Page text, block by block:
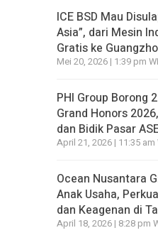
HEADLINE
Pasien BPJS
Dokter yang
7 jam ago yang lalu
ICE BSD Mau
Asia”, dari Mesin
Gratis ke
Mei 20, 2026 | 1:39 pm
PHI Group Borong
Grand Honors
dan Bidik Pasar
April 21, 2026 | 11:35 am
Ocean Nusantara
Anak Usaha,
dan Keagenan di
April 18, 2026 | 8:28 pm